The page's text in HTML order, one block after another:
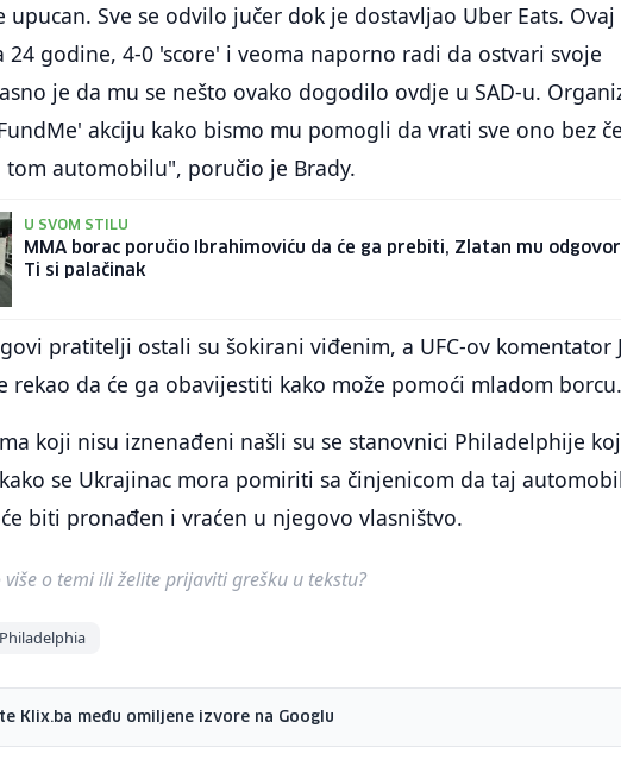
upucan. Sve se odvilo jučer dok je dostavljao Uber Eats. Ovaj
24 godine, 4-0 'score' i veoma naporno radi da ostvari svoje
je da mu se nešto ovako dogodilo ovdje u SAD-u.
akciju kako bismo mu pomogli da vrati sve ono bez
tom automobilu", poručio je Brady.
U SVOM STILU
MMA borac poručio Ibrahimoviću da će ga prebiti, Zlatan mu
Ti si palačinak
pratitelji ostali su šokirani viđenim, a UFC-ov komentator
rekao da će ga obavijestiti kako može pomoći mladom borcu.
koji nisu iznenađeni našli su se stanovnici Philadelphije
se Ukrajinac mora pomiriti sa činjenicom da taj automobil
biti pronađen i vraćen u njegovo vlasništvo.
više o temi ili želite prijaviti grešku u tekstu?
Philadelphia
Klix.ba među omiljene izvore na Googlu